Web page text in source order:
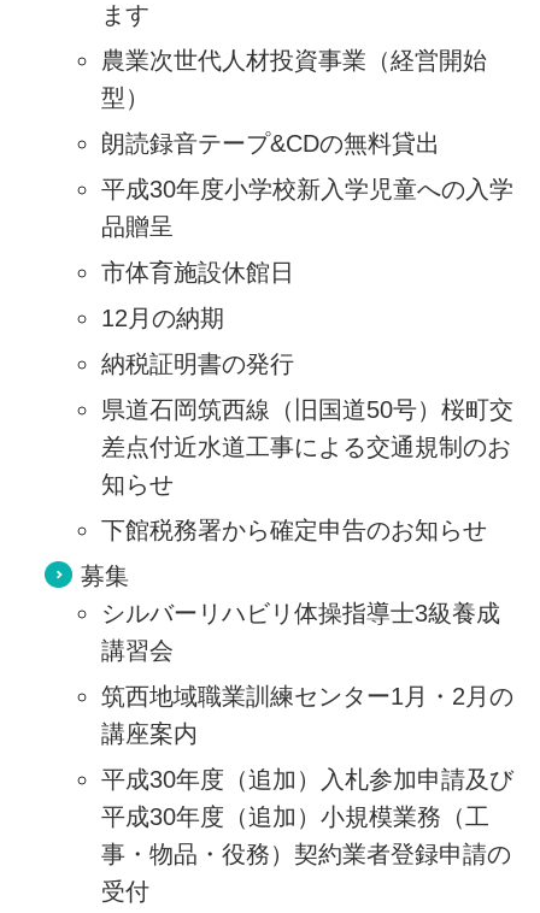
ます
農業次世代人材投資事業（経営開始
型）
朗読録音テープ&CDの無料貸出
平成30年度小学校新入学児童への入学
品贈呈
市体育施設休館日
12月の納期
納税証明書の発行
県道石岡筑西線（旧国道50号）桜町交
差点付近水道工事による交通規制のお
知らせ
下館税務署から確定申告のお知らせ
募集
シルバーリハビリ体操指導士3級養成
講習会
筑西地域職業訓練センター1月・2月の
講座案内
平成30年度（追加）入札参加申請及び
平成30年度（追加）小規模業務（工
事・物品・役務）契約業者登録申請の
受付